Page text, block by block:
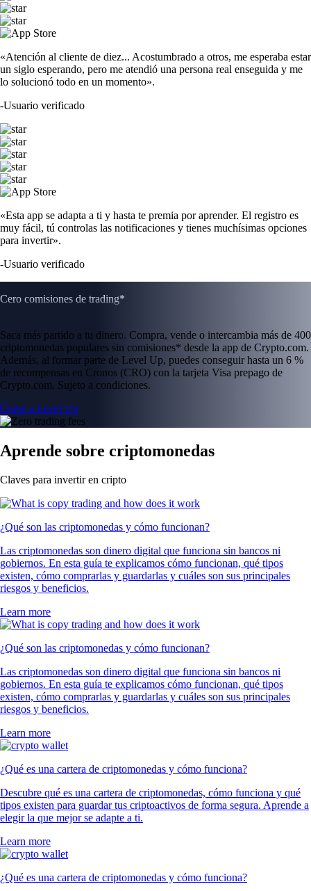
«Atención al cliente de diez... Acostumbrado a otros, me esperaba estar
un siglo esperando, pero me atendió una persona real enseguida y me
lo solucionó todo en un momento».
-Usuario verificado
«Esta app se adapta a ti y hasta te premia por aprender. El registro es
muy fácil, tú controlas las notificaciones y tienes muchísimas opciones
para invertir».
-Usuario verificado
Cero comisiones de trading*
Saca más partido a tu dinero. Compra, vende o intercambia más de 400
criptomonedas populares sin comisiones* desde la app de Crypto.com.
Además, al formar parte de Level Up, puedes conseguir hasta un 6 %
de recompensas en Cronos (CRO) con la tarjeta Visa prepago de
Crypto.com. Sujeto a condiciones.
Únete a Level Up
Aprende sobre criptomonedas
Claves para invertir en cripto
¿Qué son las criptomonedas y cómo funcionan?
Las criptomonedas son dinero digital que funciona sin bancos ni
gobiernos. En esta guía te explicamos cómo funcionan, qué tipos
existen, cómo comprarlas y guardarlas y cuáles son sus principales
riesgos y beneficios.
Learn more
¿Qué son las criptomonedas y cómo funcionan?
Las criptomonedas son dinero digital que funciona sin bancos ni
gobiernos. En esta guía te explicamos cómo funcionan, qué tipos
existen, cómo comprarlas y guardarlas y cuáles son sus principales
riesgos y beneficios.
Learn more
¿Qué es una cartera de criptomonedas y cómo funciona?
Descubre qué es una cartera de criptomonedas, cómo funciona y qué
tipos existen para guardar tus criptoactivos de forma segura. Aprende a
elegir la que mejor se adapte a ti.
Learn more
¿Qué es una cartera de criptomonedas y cómo funciona?